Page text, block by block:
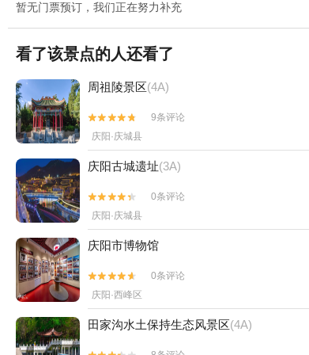
暂无门票预订，我们正在努力补充
看了该景点的人还看了
周祖陵景区(4A)


9条评论
庆阳·庆城县
庆阳古城遗址(3A)


0条评论
庆阳·庆城县
庆阳市博物馆


0条评论
庆阳·西峰区
田家沟水土保持生态风景区(4A)